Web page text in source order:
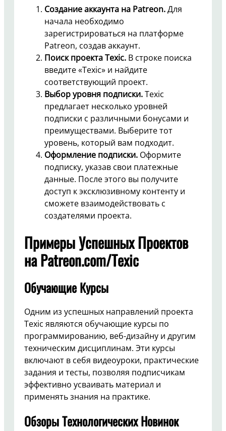
Создание аккаунта на Patreon.Для
начала необходимо
зарегистрироваться на платформе
Patreon, создав аккаунт.
Поиск проекта Texic. В строке поиска
введите «Texic» и найдите
соответствующий проект.
Выбор уровня подписки.Texic
предлагает несколько уровней
подписки с различными бонусами и
преимуществами. Выберите тот
уровень, который вам подходит.
Оформление подписки. Оформите
подписку, указав свои платежные
данные. После этого вы получите
доступ к эксклюзивному контенту и
сможете взаимодействовать с
создателями проекта.
Примеры Успешных Проектов
на Patreon.com/Texic
Обучающие Курсы
Одним из успешных направлений проекта
Texic являются обучающие курсы по
программированию, веб-дизайну и другим
техническим дисциплинам. Эти курсы
включают в себя видеоуроки, практические
задания и тесты, позволяя подписчикам
эффективно усваивать материал и
применять знания на практике.
Обзоры Технологических Новинок